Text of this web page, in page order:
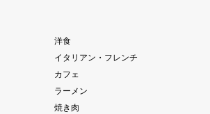
洋食
イタリアン・フレンチ
カフェ
ラーメン
焼き肉